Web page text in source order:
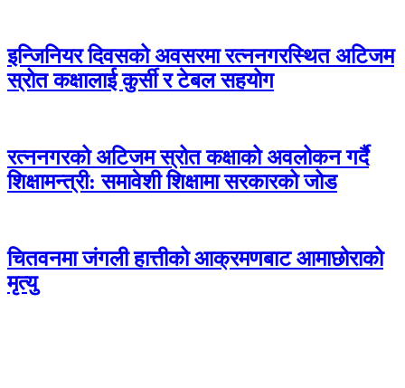
इन्जिनियर दिवसको अवसरमा रत्ननगरस्थित अटिजम
स्रोत कक्षालाई कुर्सी र टेबल सहयोग
रत्ननगरको अटिजम स्रोत कक्षाको अवलोकन गर्दै
शिक्षामन्त्री: समावेशी शिक्षामा सरकारको जोड
चितवनमा जंगली हात्तीको आक्रमणबाट आमाछोराको
मृत्यु